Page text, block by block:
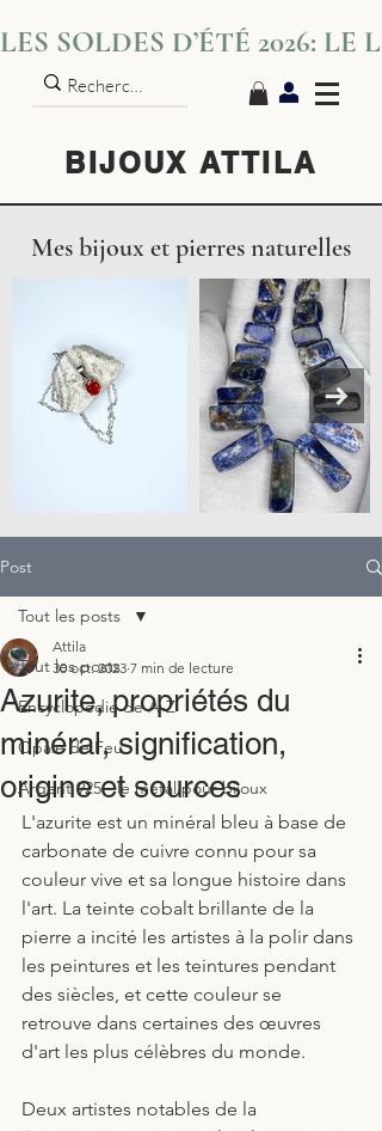
BIJOUX ATTILA
LES SOLDES D’ÉTÉ 2026:
Mes bijoux et pierres naturelles
Post
Tout les posts
Encyclopedie de A-Z
Opale de Feu
Argent 925 - le métal pour bijoux
Tout les posts
Azurite, propriétés du
minéral, signification,
origine et sources
Attila
30 oct. 2023 7 min de lecture
L'azurite est un minéral bleu à base de
carbonate de cuivre connu pour sa
couleur vive et sa longue histoire dans
l'art. La teinte cobalt brillante de la
pierre a incité les artistes à la polir dans
les peintures et les teintures pendant
des siècles, et cette couleur se
retrouve dans certaines des œuvres
d'art les plus célèbres du monde.
Deux artistes notables de la